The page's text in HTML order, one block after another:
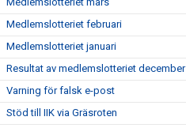
Medlemslotteriet februari
Medlemslotteriet januari
Resultat av medlemslotteriet december
Varning för falsk e-post
Stöd till IIK via Gräsroten